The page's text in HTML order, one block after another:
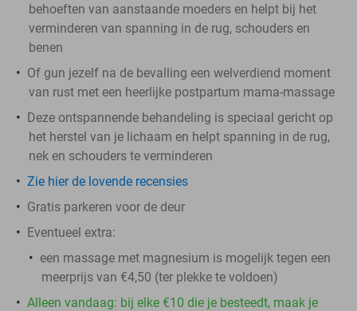
behoeften van aanstaande moeders en helpt bij het
verminderen van spanning in de rug, schouders en
benen
Of gun jezelf na de bevalling een welverdiend moment
van rust met een heerlijke postpartum mama-massage
Deze ontspannende behandeling is speciaal gericht op
het herstel van je lichaam en helpt spanning in de rug,
nek en schouders te verminderen
Zie hier de lovende recensies
Gratis parkeren voor de deur
Eventueel extra:
een massage met magnesium is mogelijk tegen een
meerprijs van €4,50 (ter plekke te voldoen)
Alleen vandaag: bij elke €10 die je besteedt, maak je